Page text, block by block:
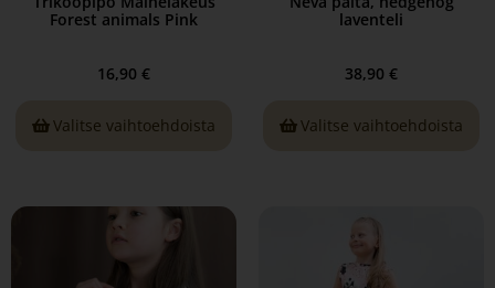
Forest animals Pink
16,90 €
Valitse vaihtoehdoista
laventeli
38,90 €
Valitse vaihtoehdoista